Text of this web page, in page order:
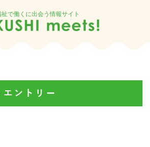
祉で働くに出会う情報サイト
ントリー